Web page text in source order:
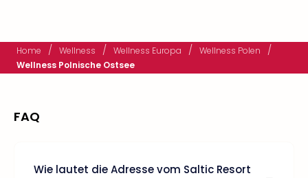
Home / Wellness / Wellness Europa / Wellness Polen /
Wellness Polnische Ostsee
FAQ
Wie lautet die Adresse vom Saltic Resort